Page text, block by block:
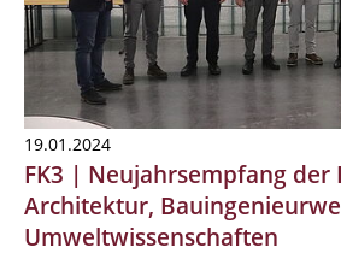
19.01.2024
FK3 | Neujahrsempfang der
Architektur,
Umweltwissenschaften